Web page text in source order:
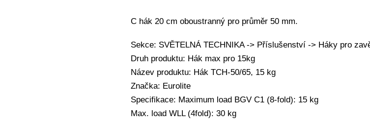
C hák 20 cm oboustranný pro průměr 50 mm.
Sekce: SVĚTELNÁ TECHNIKA -> Příslušenství -> Háky pro
Druh produktu: Hák max pro 15kg
Název produktu: Hák TCH-50/65, 15 kg
Značka: Eurolite
Specifikace: Maximum load BGV C1 (8-fold): 15 kg
Max. load WLL (4fold): 30 kg